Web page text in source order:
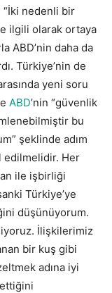
“İki nedenli bir
ilgili olarak ortaya
ABD’nin daha da
Türkiye’nin de
yeni soru
ABD’nin “güvenlik
bu
şeklinde adım
edilmelidir. Her
ile işbirliği
Türkiye’ye
düşünüyorum.
İlişkilerimiz
bir kuş gibi
adına iyi